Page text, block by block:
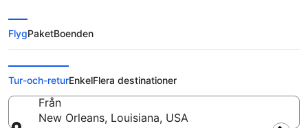
Flyg från New Orleans till Mijas
från
FlygPaketBoenden
Tur-och-returEnkelFlera destinationer
Från
New Orleans, Louisiana, USA